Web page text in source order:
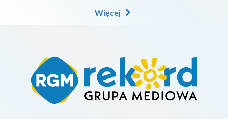
Więcej